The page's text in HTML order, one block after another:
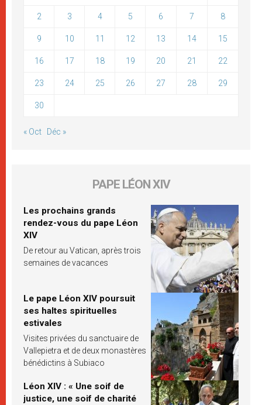
2 3 4 5 6 7 8
9 10 11 12 13 14 15
16 17 18 19 20 21 22
23 24 25 26 27 28 29
30
« Oct Déc »
PAPE LÉON XIV
Les prochains grands
rendez-vous du pape Léon
XIV
De retour au Vatican, après trois
semaines de vacances
Le pape Léon XIV poursuit
ses haltes spirituelles
estivales
Visites privées du sanctuaire de
Vallepietra et de deux monastères
bénédictins à Subiaco
Léon XIV : « Une soif de
justice, une soif de charité